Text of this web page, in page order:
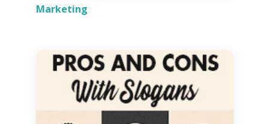
Marketing